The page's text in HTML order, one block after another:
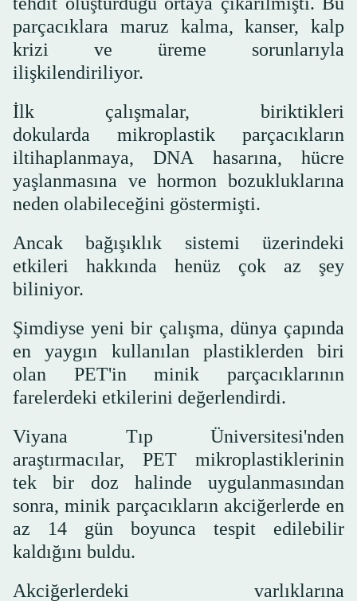
parçacıklara maruz kalma, kanser, kalp
krizi ve üreme sorunlarıyla
ilişkilendiriliyor.
İlk çalışmalar, biriktikleri
dokularda mikroplastik parçacıkların
iltihaplanmaya, DNA hasarına, hücre
yaşlanmasına ve hormon bozukluklarına
neden olabileceğini göstermişti.
Ancak bağışıklık sistemi üzerindeki
etkileri hakkında henüz çok az şey
biliniyor.
Şimdiyse yeni bir çalışma, dünya çapında
en yaygın kullanılan plastiklerden biri
olan PET'in minik parçacıklarının
farelerdeki etkilerini değerlendirdi.
Viyana Tıp Üniversitesi'nden
araştırmacılar, PET mikroplastiklerinin
tek bir doz halinde uygulanmasından
sonra, minik parçacıkların akciğerlerde en
az 14 gün boyunca tespit edilebilir
kaldığını buldu.
Akciğerlerdeki varlıklarına